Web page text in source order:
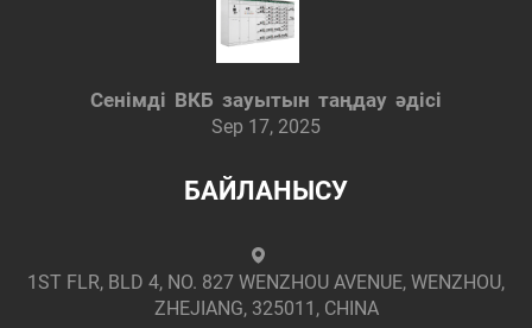
Сенімді ВКБ зауытын таңдау әдісі
Sep 17, 2025
БАЙЛАНЫСУ
1ST FLR, BLD 4, NO. 827 WENZHOU AVENUE, WENZHOU,
ZHEJIANG, 325011, CHINA